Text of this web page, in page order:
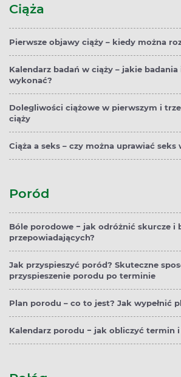
Ciąża
Pierwsze objawy ciąży – kiedy można
Kalendarz badań w ciąży – jakie
wykonać?
Dolegliwości ciążowe w pierwszym i
ciąży
Ciąża a seks – czy można uprawiać seks
Poród
Bóle porodowe − jak odróżnić skurcze i
przepowiadających?
Jak przyspieszyć poród? Skuteczne
przyspieszenie porodu po terminie
Plan porodu – co to jest? Jak wypełnić
Kalendarz porodu − jak obliczyć termin